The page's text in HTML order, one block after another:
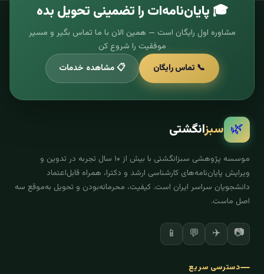
🎓 پایان‌نامه‌ات را تضمینی تحویل بده
مشاوره اول رایگان است — همین الان با ما تماس بگیر و مسیر
موفقیت را شروع کن
📞 تماس رایگان
📋 مشاهده خدمات
🌿 سبزانگشتی
موسسه پژوهشی سبزانگشتی با بیش از ۱۰ سال تجربه در تدوین و
ویرایش پایان‌نامه‌های کارشناسی ارشد و دکترا، همراه قابل‌اعتماد
دانشجویان سراسر ایران است. کیفیت، محرمانه‌بودن و تحویل به‌موقع سه
اصل ماست.
📷
✈️
💬
📱
دسترسی سریع